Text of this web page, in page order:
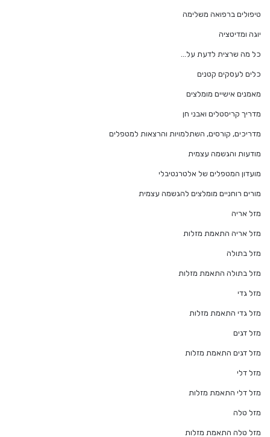
טיפולים ברפואה משלימה
יוגה ומדיטציה
כל מה שרצית לדעת על…
כלים לעסקים קטנים
מאמנים אישיים מומלצים
מדריך קריסטלים ואבני חן
מדריכים, קורסים, השתלמויות והרצאות למטפלים
מודעות והגשמה עצמית
מועדון המטפלים של אלטרנטיבלי
מורים רוחניים מומלצים להגשמה עצמית
מזל אריה
מזל אריה התאמת מזלות
מזל בתולה
מזל בתולה התאמת מזלות
מזל גדי
מזל גדי התאמת מזלות
מזל דגים
מזל דגים התאמת מזלות
מזל דלי
מזל דלי התאמת מזלות
מזל טלה
מזל טלה התאמת מזלות